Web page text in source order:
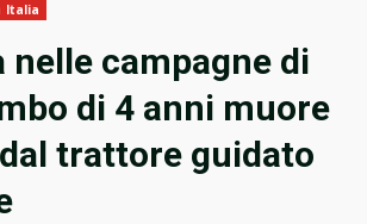
Italia
nelle campagne di
di 4 anni muore
trattore guidato